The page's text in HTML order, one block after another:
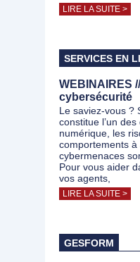
LIRE LA SUITE >
SERVICES EN
WEBINAIRES
cybersécurité
Le saviez-vous ?
constitue l’un
numérique, les
comportements
cybermenaces
Pour vous aider
vos agents,
LIRE LA SUITE >
GESFORM